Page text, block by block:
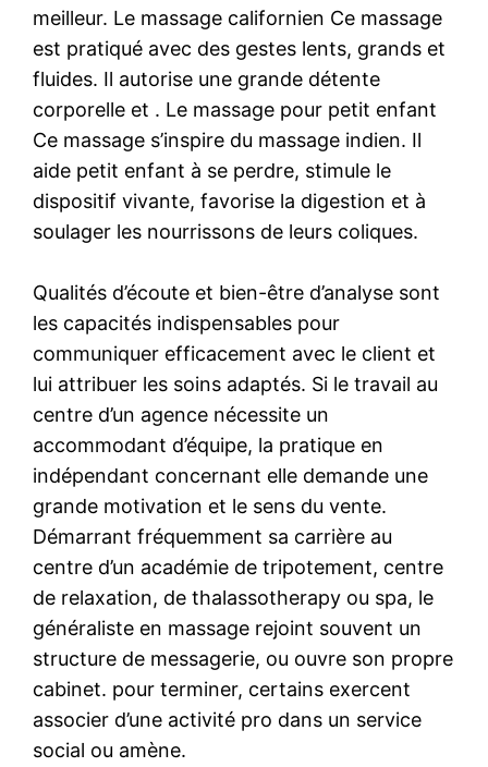
meilleur. Le massage californien Ce massage
est pratiqué avec des gestes lents, grands et
fluides. Il autorise une grande détente
corporelle et . Le massage pour petit enfant
Ce massage s’inspire du massage indien. Il
aide petit enfant à se perdre, stimule le
dispositif vivante, favorise la digestion et à
soulager les nourrissons de leurs coliques.
Qualités d’écoute et bien-être d’analyse sont
les capacités indispensables pour
communiquer efficacement avec le client et
lui attribuer les soins adaptés. Si le travail au
centre d’un agence nécessite un
accommodant d’équipe, la pratique en
indépendant concernant elle demande une
grande motivation et le sens du vente.
Démarrant fréquemment sa carrière au
centre d’un académie de tripotement, centre
de relaxation, de thalassotherapy ou spa, le
généraliste en massage rejoint souvent un
structure de messagerie, ou ouvre son propre
cabinet. pour terminer, certains exercent
associer d’une activité pro dans un service
social ou amène.